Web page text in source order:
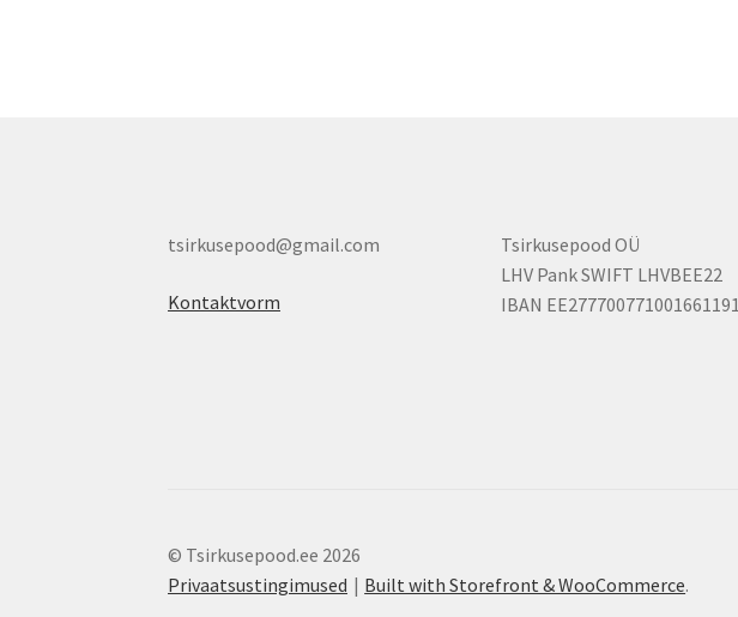
tsirkusepood@gmail.com
Kontaktvorm
Tsirkusepood OÜ
LHV Pank SWIFT LHVBEE22
IBAN EE277700771001661191
© Tsirkusepood.ee 2026
Privaatsustingimused
Built with Storefront & WooCommerce.